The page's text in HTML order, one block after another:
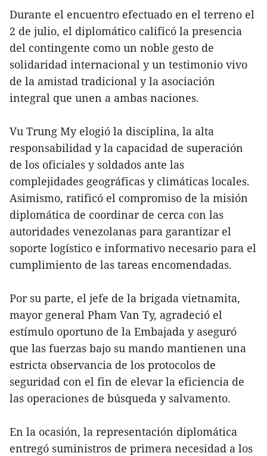
Durante el encuentro efectuado en el terreno el
2 de julio, el diplomático calificó la presencia
del contingente como un noble gesto de
solidaridad internacional y un testimonio vivo
de la amistad tradicional y la asociación
integral que unen a ambas naciones.
Vu Trung My elogió la disciplina, la alta
responsabilidad y la capacidad de superación
de los oficiales y soldados ante las
complejidades geográficas y climáticas locales.
Asimismo, ratificó el compromiso de la misión
diplomática de coordinar de cerca con las
autoridades venezolanas para garantizar el
soporte logístico e informativo necesario para el
cumplimiento de las tareas encomendadas.
Por su parte, el jefe de la brigada vietnamita,
mayor general Pham Van Ty, agradeció el
estímulo oportuno de la Embajada y aseguró
que las fuerzas bajo su mando mantienen una
estricta observancia de los protocolos de
seguridad con el fin de elevar la eficiencia de
las operaciones de búsqueda y salvamento.
En la ocasión, la representación diplomática
entregó suministros de primera necesidad a los